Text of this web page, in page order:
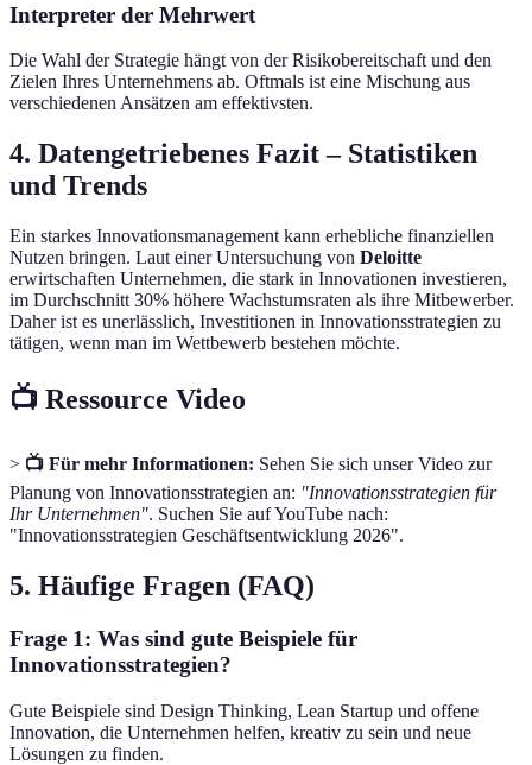
Interpreter der Mehrwert
Die Wahl der Strategie hängt von der Risikobereitschaft und den
Zielen Ihres Unternehmens ab. Oftmals ist eine Mischung aus
verschiedenen Ansätzen am effektivsten.
4. Datengetriebenes Fazit – Statistiken
und Trends
Ein starkes Innovationsmanagement kann erhebliche finanziellen
Nutzen bringen. Laut einer Untersuchung von Deloitte
erwirtschaften Unternehmen, die stark in Innovationen investieren,
im Durchschnitt 30% höhere Wachstumsraten als ihre Mitbewerber.
Daher ist es unerlässlich, Investitionen in Innovationsstrategien zu
tätigen, wenn man im Wettbewerb bestehen möchte.
📺 Ressource Video
> 📺 Für mehr Informationen: Sehen Sie sich unser Video zur
Planung von Innovationsstrategien an: "Innovationsstrategien für
Ihr Unternehmen". Suchen Sie auf YouTube nach:
"Innovationsstrategien Geschäftsentwicklung 2026".
5. Häufige Fragen (FAQ)
Frage 1: Was sind gute Beispiele für
Innovationsstrategien?
Gute Beispiele sind Design Thinking, Lean Startup und offene
Innovation, die Unternehmen helfen, kreativ zu sein und neue
Lösungen zu finden.